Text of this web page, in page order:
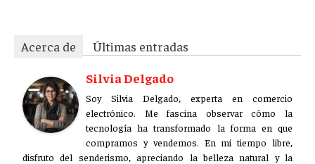
Acerca de
Últimas entradas
Silvia Delgado
Soy Silvia Delgado, experta en comercio
electrónico. Me fascina observar cómo la
tecnología ha transformado la forma en que
compramos y vendemos. En mi tiempo libre,
disfruto del senderismo, apreciando la belleza natural y la